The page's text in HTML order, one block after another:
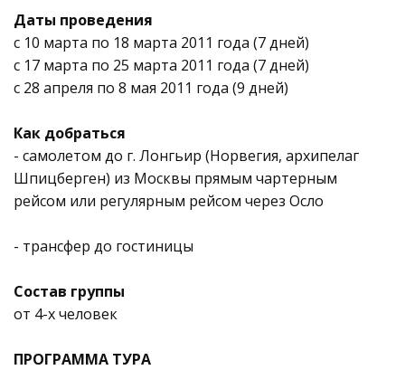
Даты проведения
c 10 марта по 18 марта 2011 года (7 дней)
с 17 марта по 25 марта 2011 года (7 дней)
с 28 апреля по 8 мая 2011 года (9 дней)
Как добраться
- самолетом до г. Лонгьир (Норвегия, архипелаг
Шпицберген) из Москвы прямым чартерным
рейсом или регулярным рейсом через Осло
- трансфер до гостиницы
Состав группы
от 4-х человек
ПРОГРАММА ТУРА